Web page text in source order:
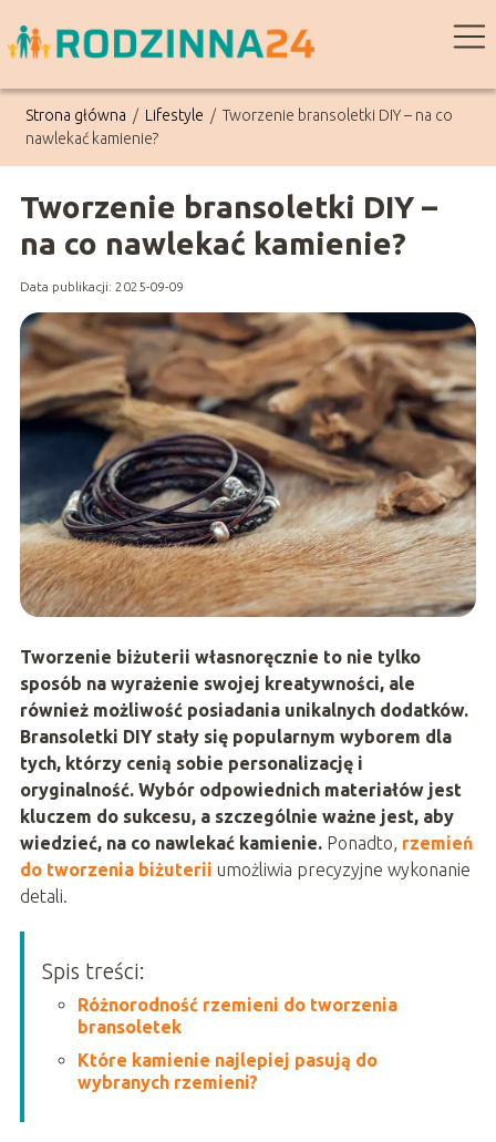
Strona główna / Lifestyle / Tworzenie bransoletki DIY – na co
nawlekać kamienie?
Tworzenie bransoletki DIY –
na co nawlekać kamienie?
Data publikacji: 2025-09-09
Tworzenie biżuterii własnoręcznie to nie tylko
sposób na wyrażenie swojej kreatywności, ale
również możliwość posiadania unikalnych dodatków.
Bransoletki DIY stały się popularnym wyborem dla
tych, którzy cenią sobie personalizację i
oryginalność. Wybór odpowiednich materiałów jest
kluczem do sukcesu, a szczególnie ważne jest, aby
wiedzieć, na co nawlekać kamienie.Ponadto, rzemień
do tworzenia biżuterii umożliwia precyzyjne wykonanie
detali.
Spis treści:
Różnorodność rzemieni do tworzenia
bransoletek
Które kamienie najlepiej pasują do
wybranych rzemieni?